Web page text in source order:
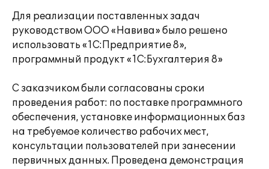
Для реализации поставленных задач
руководством ООО «Навива» было решено
использовать «1С:Предприятие 8»,
программный продукт «1С:Бухгалтерия 8»
С заказчиком были согласованы сроки
проведения работ: по поставке программного
обеспечения, установке информационных баз
на требуемое количество рабочих мест,
консультации пользователей при занесении
первичных данных. Проведена демонстрация